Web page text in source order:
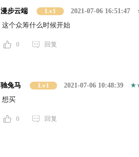
漫步云端 Lv1
2021-07-06 16:51:47
这个众筹什么时候开始
0 回复
驰兔马 Lv1
2021-07-06 10:48:39
想买
0 回复